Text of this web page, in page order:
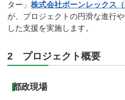
ター」 株式会社ボーンレックス
が、プロジェクトの円滑な進行
した支援を実施します。
2 プロジェクト概要
都政現場